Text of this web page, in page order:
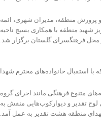
منطقه، مدیران شهری، ائمه
شهید منطقه با همکاری بسیج ناحیه
فرهنگسرای گلستان برگزار شد.
استقبال خانواده‌های محترم شهدا
متنوع فرهنگی مانند اجرای گروه
تقدیر و دیوارکوب‌هایی منقش به
منطقه هشت تقدیر به عمل آمد.